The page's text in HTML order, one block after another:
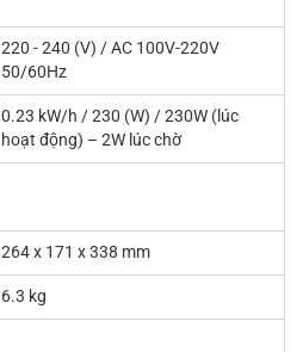
220 - 240 (V) / AC 100V-220V
50/60Hz
0.23 kW/h / 230 (W) / 230W (lúc
hoạt động) – 2W lúc chờ
264 x 171 x 338 mm
6.3 kg